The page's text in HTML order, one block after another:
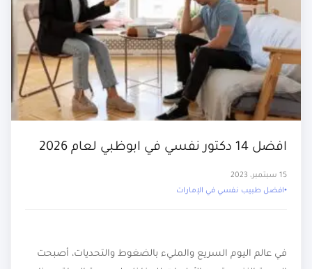
افضل 14 دكتور نفسي في ابوظبي لعام 2026
15 سبتمبر، 2023
افضل طبيب نفسي في الإمارات
في عالم اليوم السريع والمليء بالضغوط والتحديات، أصبحت